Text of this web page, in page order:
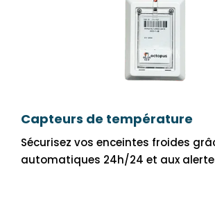
Capteurs de température
Sécurisez vos enceintes froides
automatiques 24h/24 et aux